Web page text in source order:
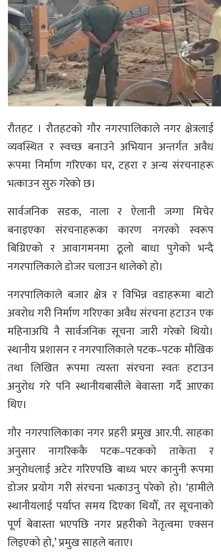
रौतहट । रौतहटको गौर नगरपालिकाले नगर क्षेत्रलाई
व्यवस्थित र स्वच्छ बनाउने अभियान अन्तर्गत अवैध
रूपमा निर्माण गरिएका घर, टहरा र अन्य संरचनाहरू
भत्काउन सुरु गरेको छ।
सार्वजनिक सडक, नाला र ऐलानी जग्गा मिचेर
बनाइएका संरचनाहरूका कारण नगरको स्वरूप
बिग्रिएको र आवागमनमा ठूलो बाधा पुगेको भन्दै
नगरपालिकाले डोजर चलाउन थालेको हो।
नगरपालिकाले बजार क्षेत्र र विभिन्न वडाहरूमा बाटो
अवरोध गरी निर्माण गरिएका अवैध संरचना हटाउन एक
महिनाअघि नै सार्वजनिक सूचना जारी गरेको थियो।
स्थानीय प्रशासन र नगरपालिकाले पटक–पटक मौखिक
तथा लिखित रूपमा त्यस्ता संरचना स्वतः हटाउन
अनुरोध गरे पनि स्थानीयबासीले बेवास्ता गर्दै आएका
थिए।
गौर नगरपालिकाका नगर प्रहरी प्रमुख आर.पी. साहका
अनुसार नागरिककै पटक–पटकको ताकेता र
अनुरोधलाई अटेर गरिएपछि बाध्य भएर कानुनी रूपमा
डोजर प्रयोग गरी संरचना भत्काउनु परेको हो। ‘हामीले
स्थानीयलाई पर्याप्त समय दिएका थियौँ, तर सूचनाको
पूर्ण बेवास्ता भएपछि नगर प्रहरीको नेतृत्वमा एक्सन
लिइएको हो,’ प्रमुख साहले बताए।